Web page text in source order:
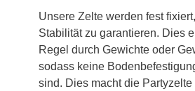
Unsere Zelte werden fest
Stabilität zu garantieren. Dies
Regel durch Gewichte oder
sodass keine
sind. Dies macht die